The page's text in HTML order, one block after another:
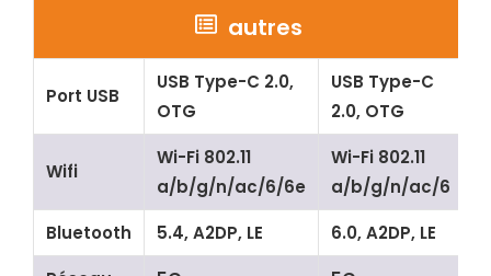
autres
Port USB
USB Type-C 2.0,
OTG
USB Type-C
2.0, OTG
Wifi
Wi-Fi 802.11
a/b/g/n/ac/6/6e
Wi-Fi 802.11
a/b/g/n/ac/6
Bluetooth
5.4, A2DP, LE
6.0, A2DP, LE